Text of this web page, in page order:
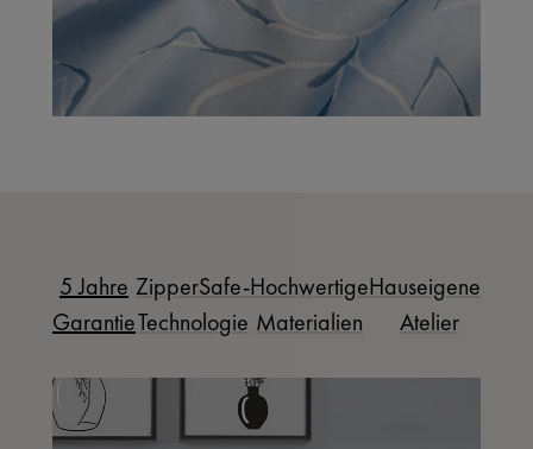
5 Jahre
Garantie
ZipperSafe-
Technologie
Hochwertige
Materialien
Hauseigenes
Atelier